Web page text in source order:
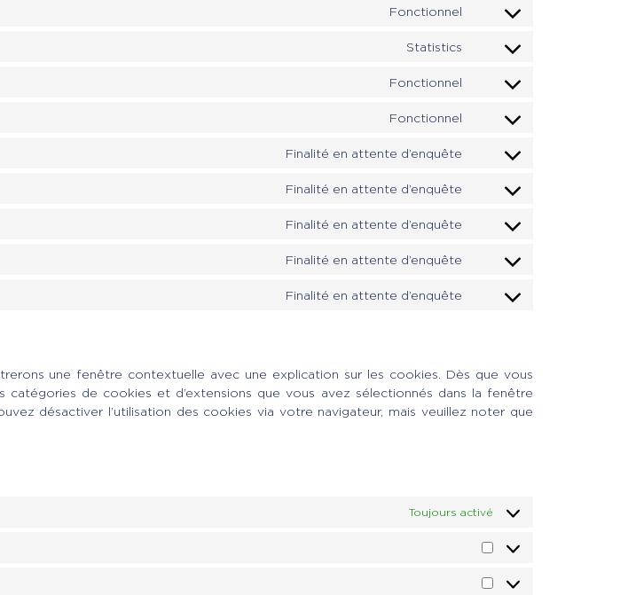
Fonctionnel
Statistics
Fonctionnel
Fonctionnel
Finalité en attente d’enquête
Finalité en attente d’enquête
Finalité en attente d’enquête
Finalité en attente d’enquête
Finalité en attente d’enquête
une fenêtre contextuelle avec une explication sur les cookies. Dès que vous
de cookies et d’extensions que vous avez sélectionnés dans la fenêtre
désactiver l’utilisation des cookies via votre navigateur, mais veuillez noter que
Toujours activé